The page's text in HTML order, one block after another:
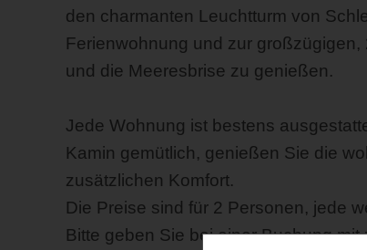
den charmanten Leuchtturm von
Ferienwohnung und zur
und die Meeresbrise zu genießen.
Jede Wohnung ist bestens
Kamin gemütlich, genießen Sie die
zusätzlichen Komfort.
Die Preise sind für 2 Personen, jede
Bitte geben Sie bei einer Buchung